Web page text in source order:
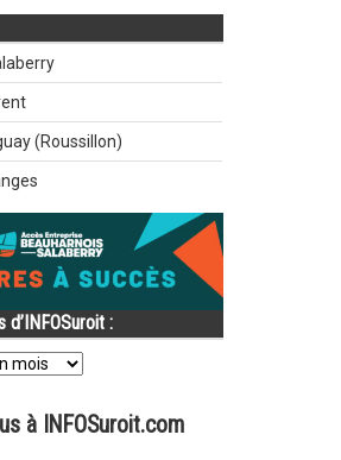
(Roussillon)
:
à INFOSuroit.com